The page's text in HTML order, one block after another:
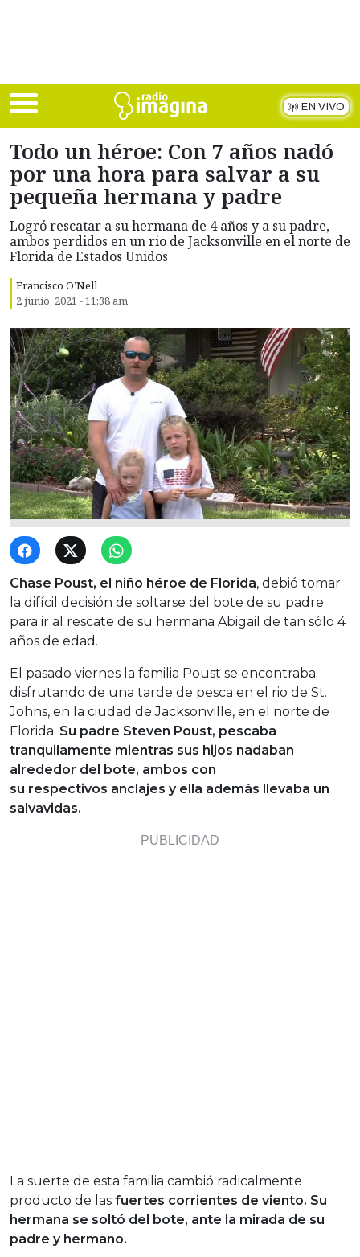
EN VIVO
Todo un héroe: Con 7 años nadó
por una hora para salvar a su
pequeña hermana y padre
Logró rescatar a su hermana de 4 años y a su padre,
ambos perdidos en un rio de Jacksonville en el norte de
Florida de Estados Unidos
Francisco O’Nell
2 junio, 2021 - 11:38 am
Chase Poust, el niño héroe de Florida, debió tomar
la difícil decisión de soltarse del bote de su padre
para ir al rescate de su hermana Abigail de tan sólo 4
años de edad.
El pasado viernes la familia Poust se encontraba
disfrutando de una tarde de pesca en el rio de St.
Johns, en la ciudad de Jacksonville, en el norte de
Florida. Su padre Steven Poust, pescaba
tranquilamente mientras sus hijos nadaban
alrededor del bote, ambos con
su respectivos anclajes y ella además llevaba un
salvavidas.
La suerte de esta familia cambió radicalmente
producto de las fuertes corrientes de viento. Su
hermana se soltó del bote, ante la mirada de su
padre y hermano.